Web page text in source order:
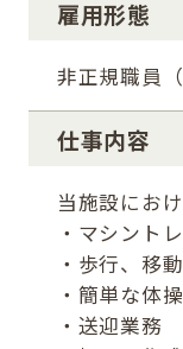
雇用形態
非正規職員（
仕事内容
当施設にお
・マシント
・歩行、移
・簡単な体操
・送迎業務